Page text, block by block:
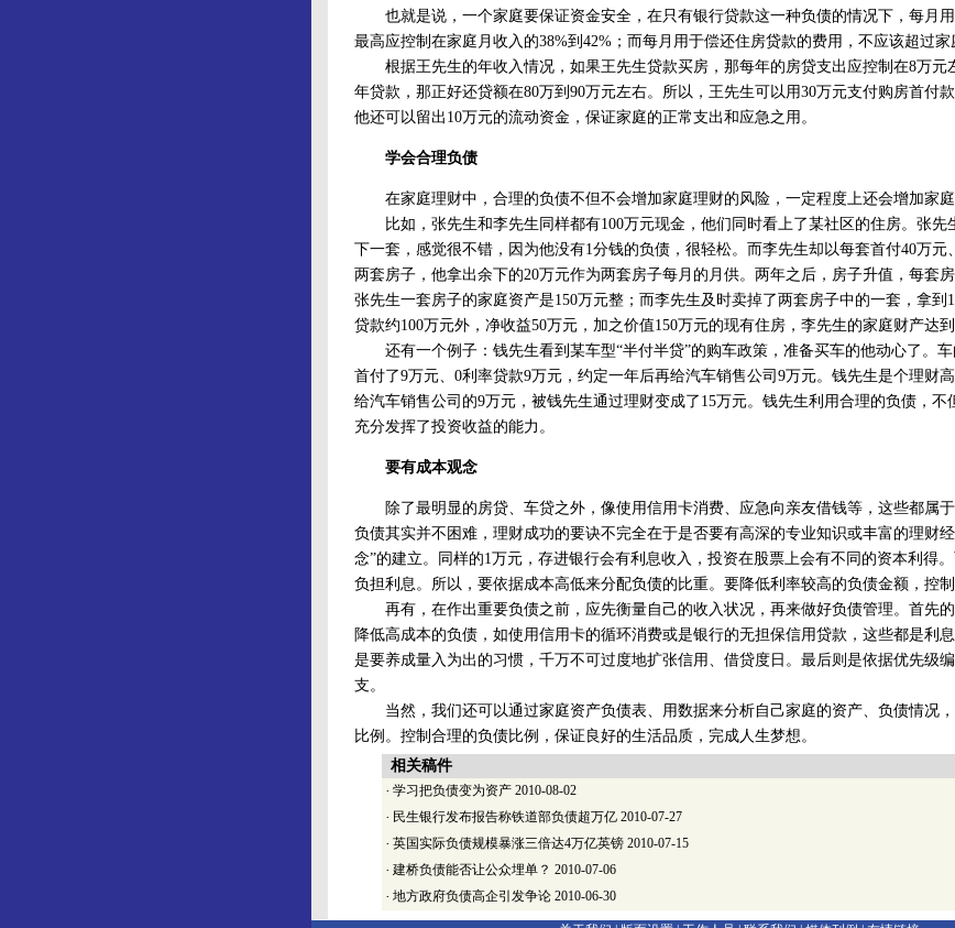
也就是说，一个家庭要保证资金安全，在只有银行贷款这一种负债的情况下，每月用
最高应控制在家庭月收入的38%到42%；而每月用于偿还住房贷款的费用，不应该超过家
根据王先生的年收入情况，如果王先生贷款买房，那每年的房贷支出应控制在8万元
年贷款，那正好还贷额在80万到90万元左右。所以，王先生可以用30万元支付购房首付款
他还可以留出10万元的流动资金，保证家庭的正常支出和应急之用。
学会合理负债
在家庭理财中，合理的负债不但不会增加家庭理财的风险，一定程度上还会增加家庭
比如，张先生和李先生同样都有100万元现金，他们同时看上了某社区的住房。张先
下一套，感觉很不错，因为他没有1分钱的负债，很轻松。而李先生却以每套首付40万元
两套房子，他拿出余下的20万元作为两套房子每月的月供。两年之后，房子升值，每套房
张先生一套房子的家庭资产是150万元整；而李先生及时卖掉了两套房子中的一套，拿到
贷款约100万元外，净收益50万元，加之价值150万元的现有住房，李先生的家庭财产达到
还有一个例子：钱先生看到某车型“半付半贷”的购车政策，准备买车的他动心了。车
首付了9万元、0利率贷款9万元，约定一年后再给汽车销售公司9万元。钱先生是个理财
给汽车销售公司的9万元，被钱先生通过理财变成了15万元。钱先生利用合理的负债，不
充分发挥了投资收益的能力。
要有成本观念
除了最明显的房贷、车贷之外，像使用信用卡消费、应急向亲友借钱等，这些都属
负债其实并不困难，理财成功的要诀不完全在于是否要有高深的专业知识或丰富的理财
念”的建立。同样的1万元，存进银行会有利息收入，投资在股票上会有不同的资本利得
负担利息。所以，要依据成本高低来分配负债的比重。要降低利率较高的负债金额，控制
再有，在作出重要负债之前，应先衡量自己的收入状况，再来做好负债管理。首先
降低高成本的负债，如使用信用卡的循环消费或是银行的无担保信用贷款，这些都是利
是要养成量入为出的习惯，千万不可过度地扩张信用、借贷度日。最后则是依据优先级
支。
当然，我们还可以通过家庭资产负债表、用数据来分析自己家庭的资产、负债情况
比例。控制合理的负债比例，保证良好的生活品质，完成人生梦想。
相关稿件
· 学习把负债变为资产 2010-08-02
· 民生银行发布报告称铁道部负债超万亿 2010-07-27
· 英国实际负债规模暴涨三倍达4万亿英镑 2010-07-15
· 建桥负债能否让公众埋单？ 2010-07-06
· 地方政府负债高企引发争论 2010-06-30